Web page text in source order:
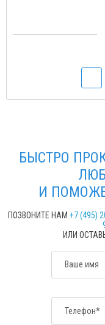
БЫСТРО
И
ПОЗВОНИТЕ НАМ +7 (495)
ИЛИ
Ваше имя
Телефон*